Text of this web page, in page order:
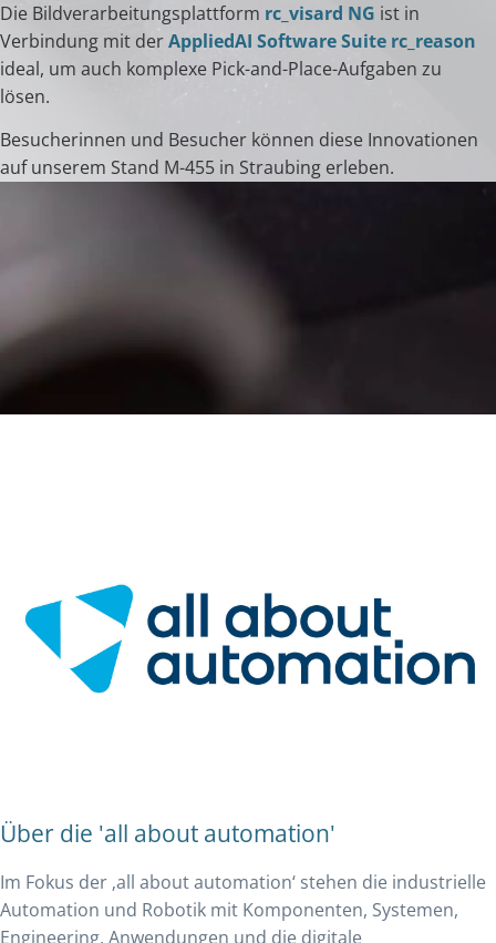
Die Bildverarbeitungsplattform rc_visard NG ist in
Verbindung mit derAppliedAI Software Suite rc_reason
ideal, um auch komplexe Pick-and-Place-Aufgaben zu
lösen.
Besucherinnen und Besucher können diese Innovationen
auf unserem Stand M-455 in Straubing erleben.
Über die 'all about automation'
Im Fokus der ‚all about automation‘ stehen die industrielle
Automation und Robotik mit Komponenten, Systemen,
Engineering, Anwendungen und die digitale